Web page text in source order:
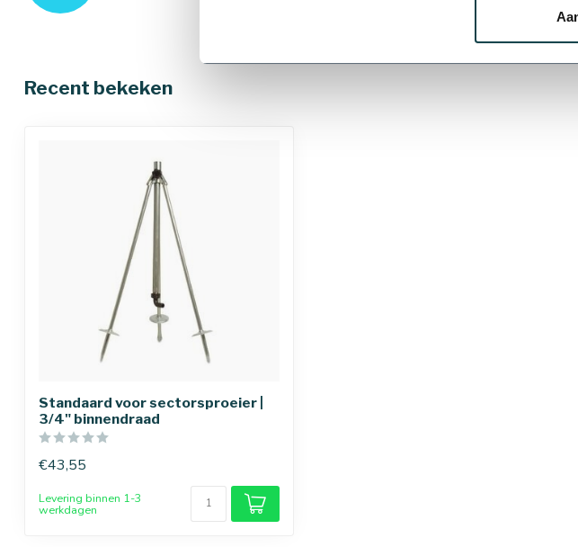
Recent bekeken
Standaard voor sectorsproeier |
3/4" binnendraad
€43,55
Levering binnen 1-3
werkdagen